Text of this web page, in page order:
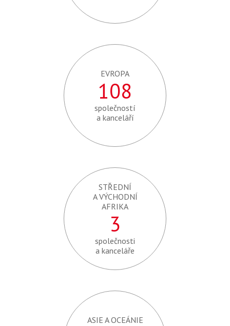
EVROPA
108
společností
a kanceláří
STŘEDNÍ
A VÝCHODNÍ
AFRIKA
3
společnosti
a kanceláře
ASIE A OCEÁNIE